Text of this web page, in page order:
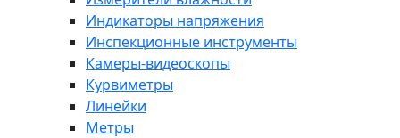
Индикаторы напряжения
Инспекционные инструменты
Камеры-видеоскопы
Курвиметры
Линейки
Метры